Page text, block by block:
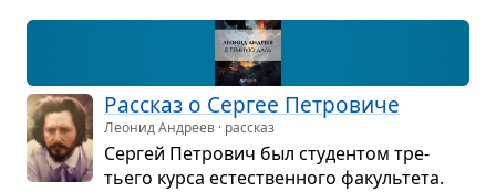
Рас­сказ о Сер­гее Пет­ро­виче
Леонид Андреев · рассказ
Сер­гей Пет­ро­вич был сту­ден­том тре­
тьего курса есте­ствен­ного факуль­тета.